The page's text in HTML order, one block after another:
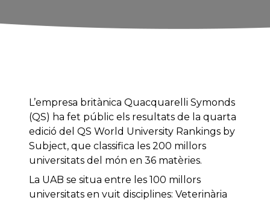
L’empresa britànica Quacquarelli Symonds
(QS) ha fet públic els resultats de la quarta
edició del QS World University Rankings by
Subject, que classifica les 200 millors
universitats del món en 36 matèries.
La UAB se situa entre les 100 millors
universitats en vuit disciplines: Veterinària